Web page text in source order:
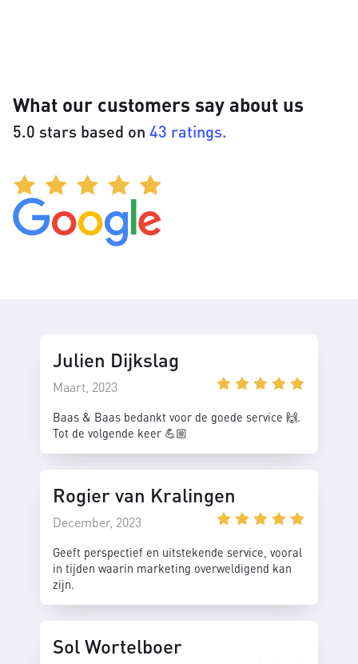
What our customers say about us
5.0 stars based on 43 ratings.
Julien Dijkslag
Maart, 2023
Baas & Baas bedankt voor de goede service 🙌.
Tot de volgende keer 💪🏼
Rogier van Kralingen
December, 2023
Geeft perspectief en uitstekende service, vooral
in tijden waarin marketing overweldigend kan
zijn.
Sol Wortelboer